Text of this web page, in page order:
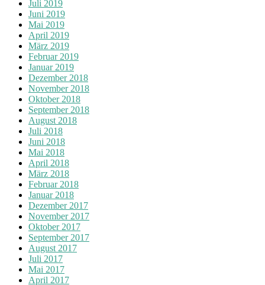
Juli 2019
Juni 2019
Mai 2019
April 2019
März 2019
Februar 2019
Januar 2019
Dezember 2018
November 2018
Oktober 2018
September 2018
August 2018
Juli 2018
Juni 2018
Mai 2018
April 2018
März 2018
Februar 2018
Januar 2018
Dezember 2017
November 2017
Oktober 2017
September 2017
August 2017
Juli 2017
Mai 2017
April 2017